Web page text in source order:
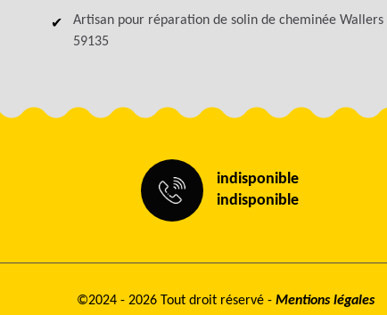
Artisan pour réparation de solin de cheminée Wallers
59135
indisponible
indisponible
©2024 - 2026 Tout droit réservé - Mentions légales